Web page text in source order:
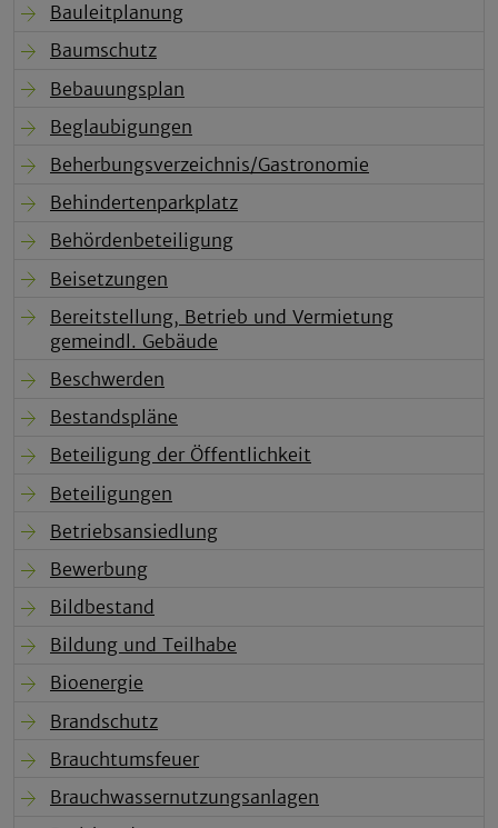
Bauleitplanung
Baumschutz
Bebauungsplan
Beglaubigungen
Beherbungsverzeichnis/Gastronomie
Behindertenparkplatz
Behördenbeteiligung
Beisetzungen
Bereitstellung, Betrieb und Vermietung
gemeindl. Gebäude
Beschwerden
Bestandspläne
Beteiligung der Öffentlichkeit
Beteiligungen
Betriebsansiedlung
Bewerbung
Bildbestand
Bildung und Teilhabe
Bioenergie
Brandschutz
Brauchtumsfeuer
Brauchwassernutzungsanlagen